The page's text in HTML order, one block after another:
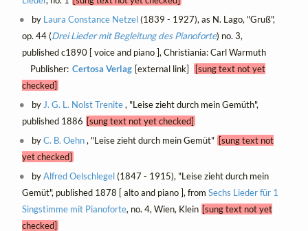
by Laura Constance Netzel(1839 - 1927), as N. Lago, "Gruß",
op. 44 (Drei Lieder mit Begleitung des Pianoforte) no. 3,
published c1890 [ voice and piano ], Christiania: Carl Warmuth
Publisher: Certosa Verlag [external link]
[sung text not yet
checked]
by J. G. L. Nolst Trenite, "Leise zieht durch mein Gemüth",
published 1886 [sung text not yet checked]
byC. B. Oehn, "Leise zieht durch mein Gemüt" [sung text not
yet checked]
byAlfred Oelschlegel(1847 - 1915), "Leise zieht durch mein
Gemüt", published 1878 [ alto and piano ], from Sechs Lieder für 1
Singstimme mit Pianoforte, no. 4, Wien, Klein [sung text not yet
checked]